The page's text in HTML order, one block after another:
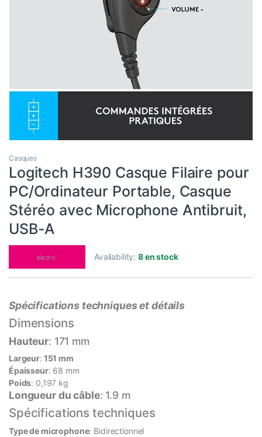
Casques
Logitech H390 Casque Filaire pour
PC/Ordinateur Portable, Casque
Stéréo avec Microphone Antibruit,
USB-A
Availability:8 en stock
Spécifications techniques et détails
Dimensions
Hauteur: 171 mm
Largeur: 151 mm
Épaisseur: 68 mm
Poids: 0,197 kg
Longueur du câble: 1.9 m
Spécifications techniques
Type de microphone: Bidirectionnel